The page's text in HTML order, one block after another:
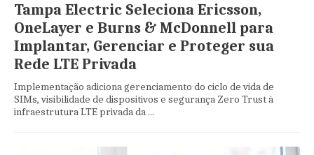
Tampa Electric Seleciona Ericsson,
OneLayer e Burns & McDonnell para
Implantar, Gerenciar e Proteger sua
Rede LTE Privada
Implementação adiciona gerenciamento do ciclo de vida de
SIMs, visibilidade de dispositivos e segurança Zero Trust à
infraestrutura LTE privada da ...